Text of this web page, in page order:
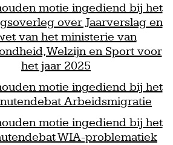
motie ingediend bij het
over Jaarverslag en
van het ministerie van
Welzijn en Sport voor
het jaar 2025
motie ingediend bij het
Arbeidsmigratie
motie ingediend bij het
WIA-problematiek